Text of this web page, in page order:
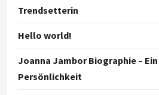
Trendsetterin
Hello world!
Joanna Jambor Biographie –
Persönlichkeit